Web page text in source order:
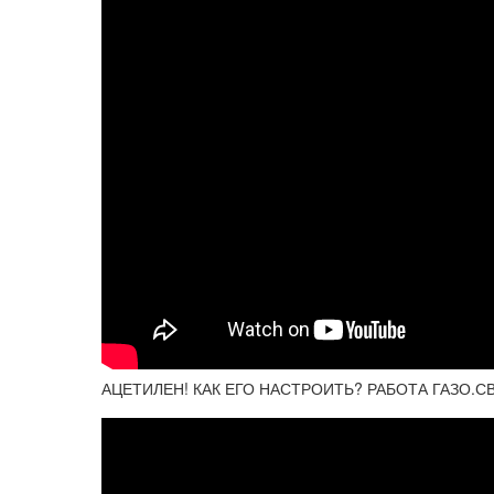
АЦЕТИЛЕН! КАК ЕГО НАСТРОИТЬ? РАБОТА